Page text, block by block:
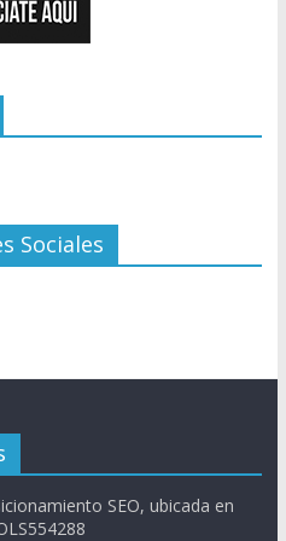
Sociales
SEO, ubicada en